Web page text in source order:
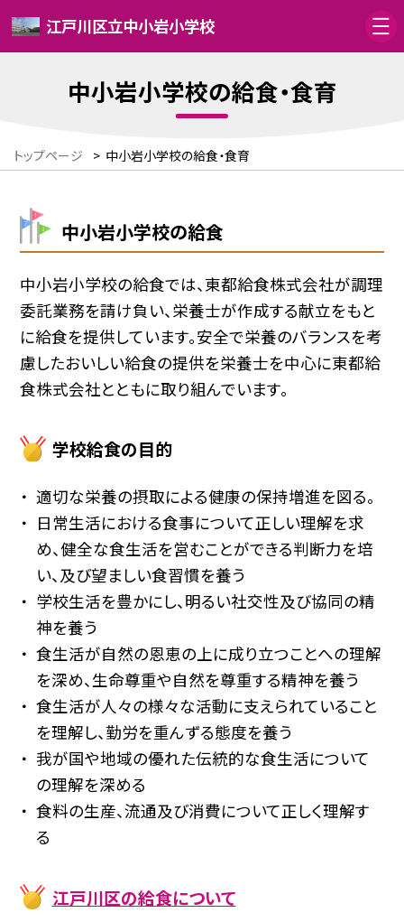
江戸川区立中小岩小学校
中小岩小学校の給食・食育
トップページ > 中小岩小学校の給食・食育
中小岩小学校の給食
中小岩小学校の給食では、東都給食株式会社が調理
委託業務を請け負い、栄養士が作成する献立をもと
に給食を提供しています。安全で栄養のバランスを考
慮したおいしい給食の提供を栄養士を中心に東都給
食株式会社とともに取り組んでいます。
学校給食の目的
適切な栄養の摂取による健康の保持増進を図る。
日常生活における食事について正しい理解を求
め、健全な食生活を営むことができる判断力を培
い、及び望ましい食習慣を養う
学校生活を豊かにし、明るい社交性及び協同の精
神を養う
食生活が自然の恩恵の上に成り立つことへの理解
を深め、生命尊重や自然を尊重する精神を養う
食生活が人々の様々な活動に支えられていること
を理解し、勤労を重んずる態度を養う
我が国や地域の優れた伝統的な食生活について
の理解を深める
食料の生産、流通及び消費について正しく理解す
る
江戸川区の給食について